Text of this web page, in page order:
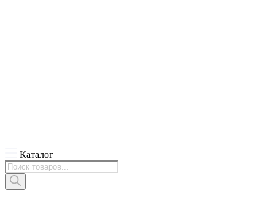
Каталог
Поиск
товаров